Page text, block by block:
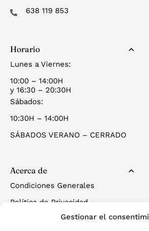
Gestionar el
638 119 853
Horario
Lunes a Viernes:
10:00 – 14:00H
y 16:30 – 20:30H
Sábados:
10:30H – 14:00H
SÁBADOS VERANO – CERRADO
Acerca de
Condiciones Generales
Política de Privacidad
Política de Cookies